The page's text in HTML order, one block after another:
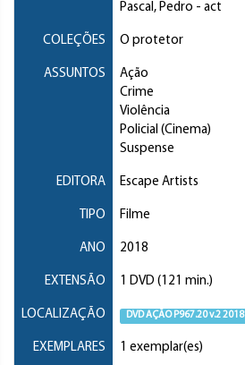
Pascal, Pedro - act
COLEÇÕES O protetor
ASSUNTOS
Ação
Crime
Violência
Policial (Cinema)
Suspense
EDITORA Escape Artists
TIPO Filme
ANO 2018
EXTENSÃO 1 DVD (121 min.)
LOCALIZAÇÃO DVD AÇÃO P967.20 v.2 2018
EXEMPLARES 1 exemplar(es)